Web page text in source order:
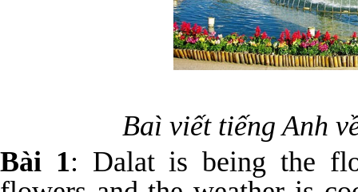
Baì viết tiếng Anh về
Bài 1: Dalat is being the